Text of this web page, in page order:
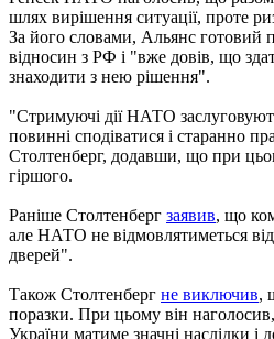
шлях вирішення ситуації, проте
За його словами, Альянс готовий
відносин з РФ і "вже довів, що
знаходити з нею рішення".
"Стримуючі дії НАТО
повинні сподіватися і старанно
Столтенберг, додавши, що при
гіршого.
Раніше Столтенберг заявив, що
але НАТО не відмовлятиметься
дверей".
Також Столтенберг не виключив,
поразки. При цьому він
України матиме значні наслідки і